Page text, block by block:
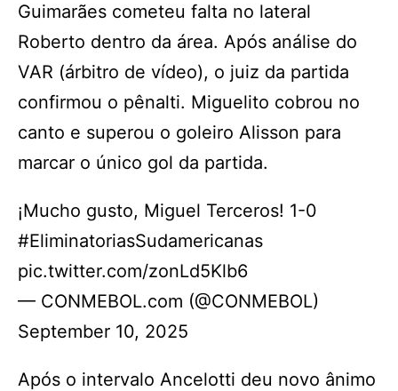
Guimarães cometeu falta no lateral
Roberto dentro da área. Após análise do
VAR (árbitro de vídeo), o juiz da partida
confirmou o pênalti. Miguelito cobrou no
canto e superou o goleiro Alisson para
marcar o único gol da partida.
¡Mucho gusto, Miguel Terceros! 1-0
#EliminatoriasSudamericanas
pic.twitter.com/zonLd5Klb6
— CONMEBOL.com (@CONMEBOL)
September 10, 2025
Após o intervalo Ancelotti deu novo ânimo